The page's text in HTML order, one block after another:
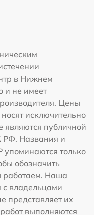
в Нижнем
и не имеет
Цены
исключительно
являются публичной
РФ. Названия и
упоминаются только
обозначить
работаем. Наша
владельцами
представляет их
выполняются